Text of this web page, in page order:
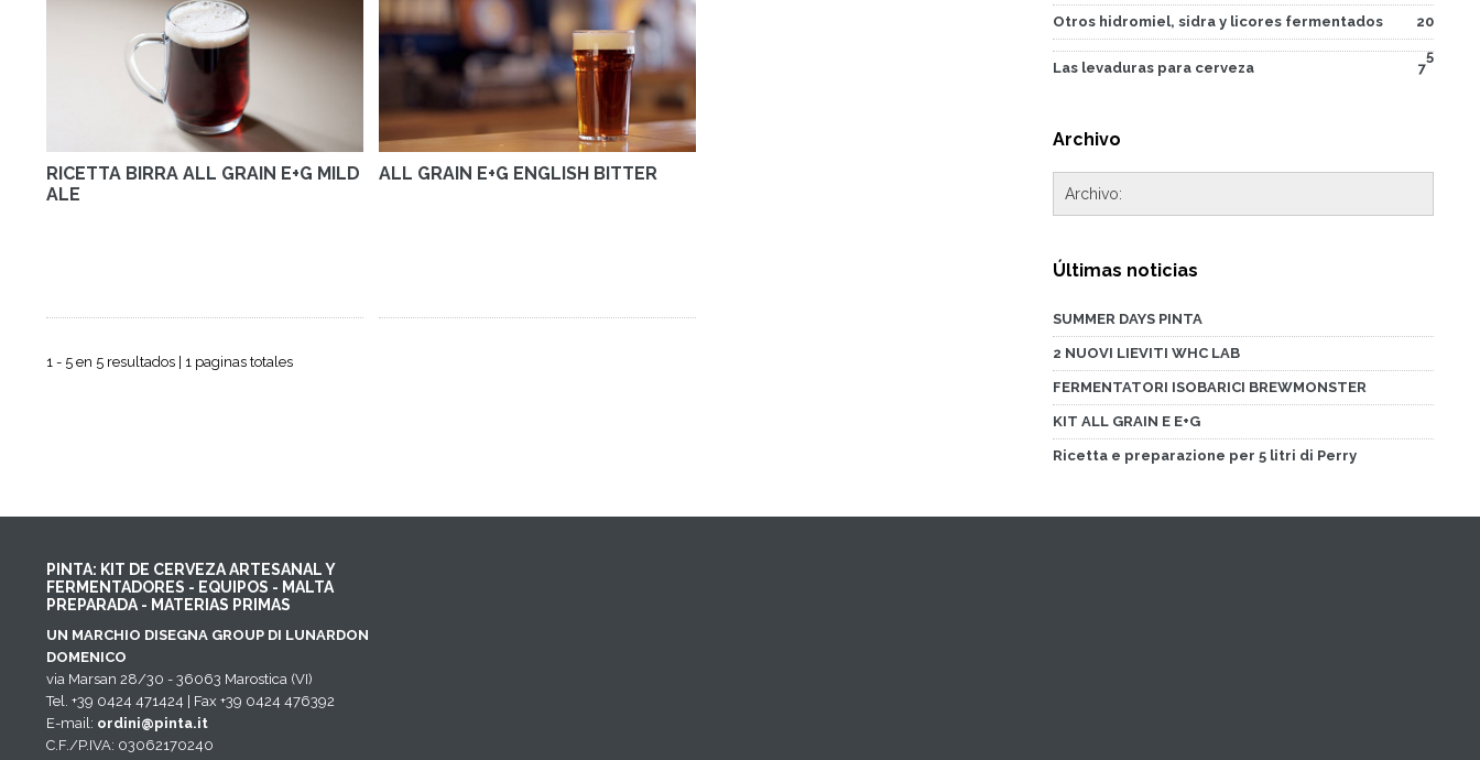
RICETTA BIRRA ALL GRAIN E+G MILD
ALE
ALL GRAIN E+G ENGLISH BITTER
1 - 5 en 5 resultados | 1 paginas totales
Otros hidromiel, sidra y licores fermentados 20
5
Las levaduras para cerveza 7
Archivo
Últimas noticias
SUMMER DAYS PINTA
2 NUOVI LIEVITI WHC LAB
FERMENTATORI ISOBARICI BREWMONSTER
KIT ALL GRAIN E E+G
Ricetta e preparazione per 5 litri di Perry
PINTA: KIT DE CERVEZA ARTESANAL Y
FERMENTADORES - EQUIPOS - MALTA
PREPARADA - MATERIAS PRIMAS
UN MARCHIO DISEGNA GROUP DI LUNARDON
DOMENICO
via Marsan 28/30 - 36063 Marostica (VI)
Tel. +39 0424 471424 | Fax +39 0424 476392
E-mail: ordini@pinta.it
C.F./P.IVA: 03062170240